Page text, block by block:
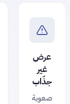
عرض
غير
جذّاب
صعوبة